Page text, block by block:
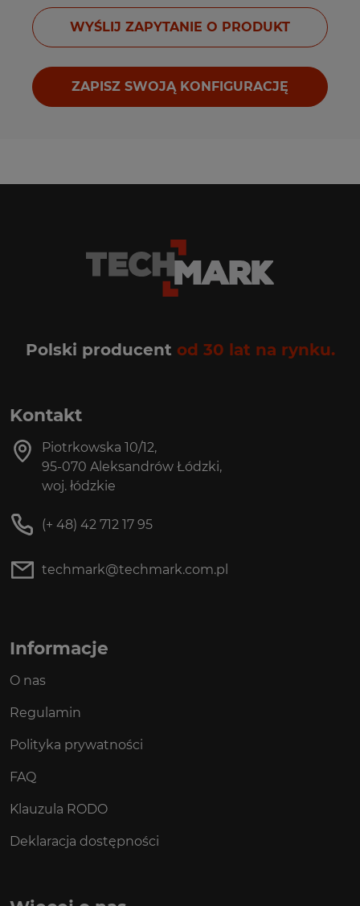
WYŚLIJ ZAPYTANIE O PRODUKT
ZAPISZ SWOJĄ KONFIGURACJĘ
Polski producent od 30 lat na rynku.
Kontakt
Piotrkowska 10/12,
95-070 Aleksandrów Łódzki,
woj. łódzkie
(+ 48) 42 712 17 95
techmark@techmark.com.pl
Informacje
O nas
Regulamin
Polityka prywatności
FAQ
Klauzula RODO
Deklaracja dostępności